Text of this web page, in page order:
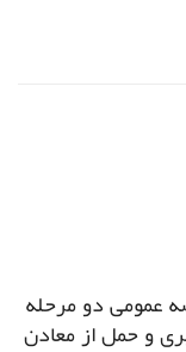
عمومی دو مرحله
و حمل از معادن